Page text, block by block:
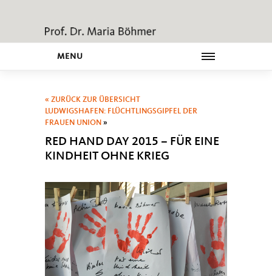
MENU
« ZURÜCK ZUR ÜBERSICHT
LUDWIGSHAFEN: FLÜCHTLINGSGIPFEL DER
FRAUEN UNION »
RED HAND DAY 2015 – FÜR EINE
KINDHEIT OHNE KRIEG